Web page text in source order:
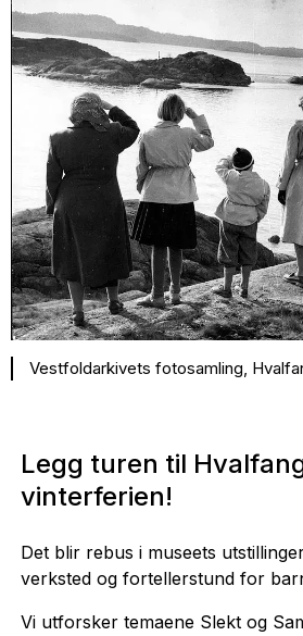
Vestfoldarkivets fotosamling,
Legg turen til
vinterferien!
Det blir rebus i museets
verksted og fortellerstund for
Vi utforsker temaene Slekt og